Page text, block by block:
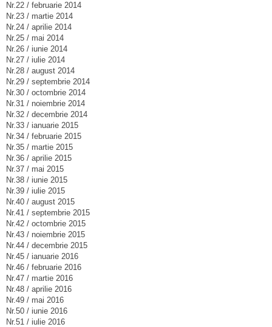
Nr.22 / februarie 2014
Nr.23 / martie 2014
Nr.24 / aprilie 2014
Nr.25 / mai 2014
Nr.26 / iunie 2014
Nr.27 / iulie 2014
Nr.28 / august 2014
Nr.29 / septembrie 2014
Nr.30 / octombrie 2014
Nr.31 / noiembrie 2014
Nr.32 / decembrie 2014
Nr.33 / ianuarie 2015
Nr.34 / februarie 2015
Nr.35 / martie 2015
Nr.36 / aprilie 2015
Nr.37 / mai 2015
Nr.38 / iunie 2015
Nr.39 / iulie 2015
Nr.40 / august 2015
Nr.41 / septembrie 2015
Nr.42 / octombrie 2015
Nr.43 / noiembrie 2015
Nr.44 / decembrie 2015
Nr.45 / ianuarie 2016
Nr.46 / februarie 2016
Nr.47 / martie 2016
Nr.48 / aprilie 2016
Nr.49 / mai 2016
Nr.50 / iunie 2016
Nr.51 / iulie 2016